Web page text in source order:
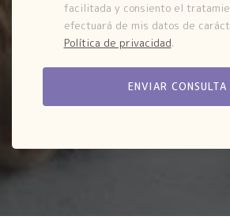
facilitada y consiento el
efectuará de mis datos de
Política de privacidad.